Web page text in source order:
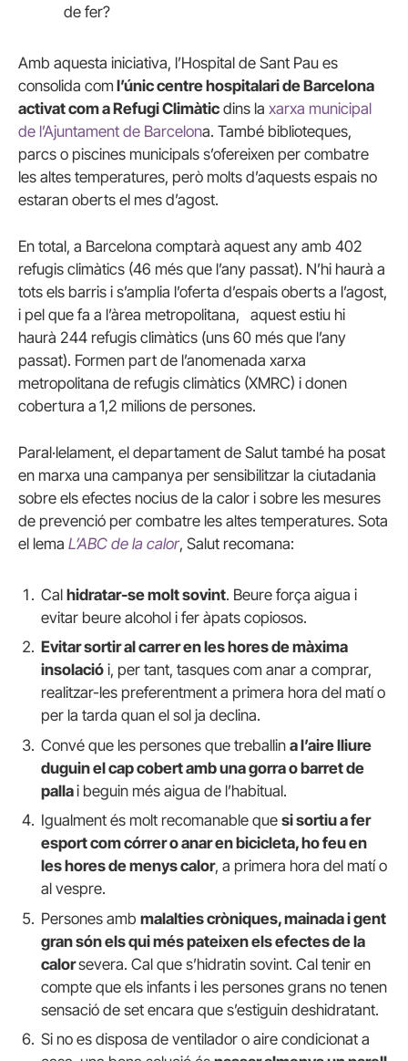
de fer?
Amb aquesta iniciativa, l’Hospital de Sant Pau es
consolida com l’únic centre hospitalari de Barcelona
activat com a Refugi Climàtic dins la xarxa municipal
de l’Ajuntament de Barcelona. També biblioteques,
parcs o piscines municipals s’ofereixen per combatre
les altes temperatures, però molts d’aquests espais no
estaran oberts el mes d’agost.
En total, a Barcelona comptarà aquest any amb 402
refugis climàtics (46 més que l’any passat). N’hi haurà a
tots els barris i s’amplia l’oferta d’espais oberts a l’agost,
i pel que fa a l’àrea metropolitana, aquest estiu hi
haurà 244 refugis climàtics (uns 60 més que l’any
passat). Formen part de l’anomenada xarxa
metropolitana de refugis climàtics (XMRC) i donen
cobertura a 1,2 milions de persones.
Paral·lelament, el departament de Salut també ha posat
en marxa una campanya per sensibilitzar la ciutadania
sobre els efectes nocius de la calor i sobre les mesures
de prevenció per combatre les altes temperatures. Sota
el lema L’ABC de la calor, Salut recomana:
Cal hidratar-se molt sovint. Beure força aigua i
evitar beure alcohol i fer àpats copiosos.
Evitar sortir al carrer en les hores de màxima
insolació i, per tant, tasques com anar a comprar,
realitzar-les preferentment a primera hora del matí o
per la tarda quan el sol ja declina.
Convé que les persones que treballin a l’aire lliure
duguin el cap cobert amb una gorra o barret de
pallai beguin més aigua de l’habitual.
Igualment és molt recomanable que si sortiu a fer
esport com córrer o anar en bicicleta, ho feu en
les hores de menys calor, a primera hora del matí o
al vespre.
Persones amb malalties cròniques, mainada i gent
gran són els qui més pateixen els efectes de la
calorsevera. Cal que s’hidratin sovint. Cal tenir en
compte que els infants i les persones grans no tenen
sensació de set encara que s’estiguin deshidratant.
Si no es disposa de ventilador o aire condicionat a